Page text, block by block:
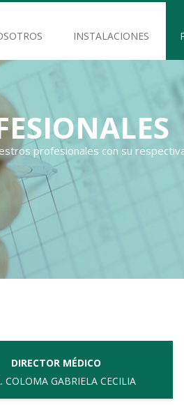
INSTALACIONES
profesionales con su
DIRECTOR MÉDICO
COLOMA GABRIELA CECILIA